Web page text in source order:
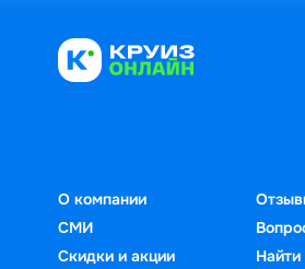
О компании
СМИ
Скидки и акции
Найти